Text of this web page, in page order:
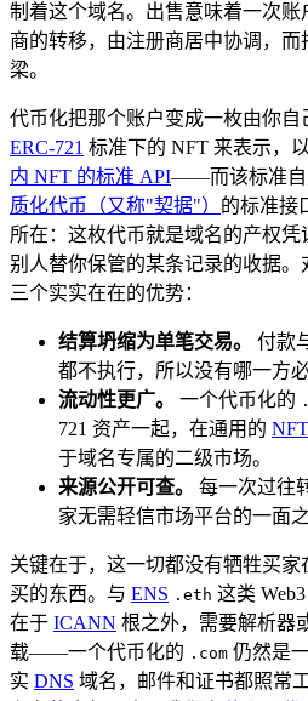
制着这个域名。出售意味着一次
商的转移，由注册商居中协调，
梁。
代币化把那个账户变成一枚由你自
ERC-721 标准下的 NFT 来表示，
内 NFT 的标准 API——而该标准自
质化代币（又称"契据"） 的标准接
所在：这枚代币就是域名的产权
别人替你保管的某条记录的收据
三个实实在在的优势：
结算坍缩为单笔交易。
付款
都不执行，所以没有哪一方
流动性更广。
一个代币化的
721 资产一起，在通用的
于域名专属的二级市场。
来源公开可查。
每一次过往
家无需轻信市场平台的一面
关键在于，这一切都没有牺牲买家
买的东西。与 ENS .eth 这类
在于 ICANN 根之外，需要解析器
载——一个代币化的 .com 仍然是
实 DNS 域名，邮件和证书都照常